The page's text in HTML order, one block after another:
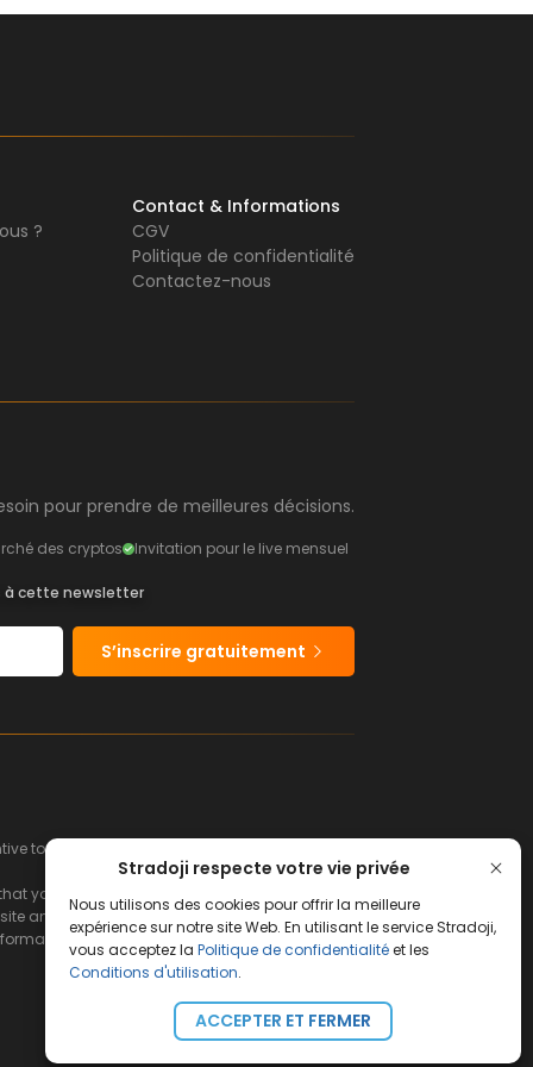
Stradoji respecte votre vie privée
Nous utilisons des cookies pour offrir la meilleure
expérience sur notre site Web. En utilisant le service Stradoji,
vous acceptez la Politique de confidentialitéet les
Conditions d'utilisation.
ACCEPTER ET FERMER
?
Contact & Informations
CGV
Politique de confidentialité
Contactez-nous
pour prendre de meilleures décisions.
des cryptos Invitation pour le live mensuel
à cette newsletter
S’inscrire gratuitement
to buy or sell financial instruments.
you can afford to lose.
and its servers.
and the consequences that may